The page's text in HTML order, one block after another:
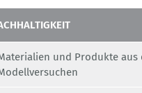
und Produkte aus